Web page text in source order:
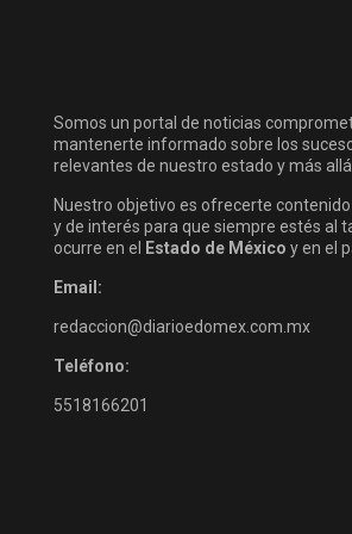
Somos un portal de noticias
mantenerte informado sobre los
relevantes de nuestro estado y más allá.
Nuestro objetivo es ofrecerte
y de interés para que siempre estés al
ocurre en el
Estado de México y en el
Email:
redaccion@diarioedomex.com.mx
Teléfono:
5518166201